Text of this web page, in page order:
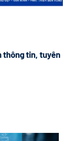
thông tin, tuyên